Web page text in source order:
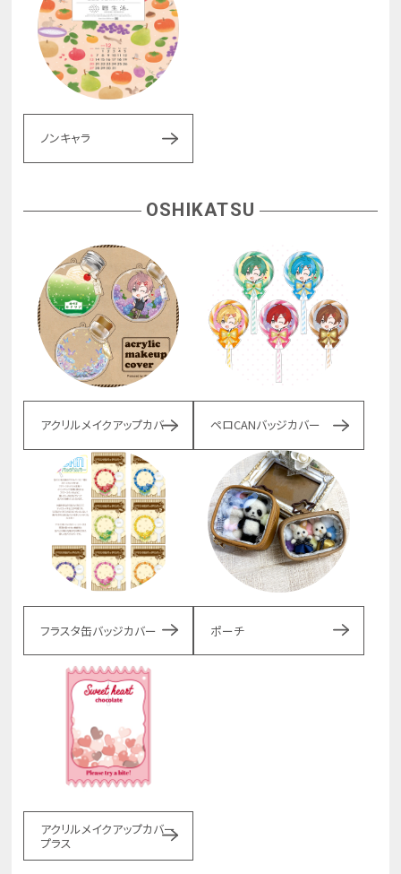
ノンキャラ
OSHIKATSU
アクリルメイクアップカバー ペロCANバッジカバー
フラスタ缶バッジカバー ポーチ
アクリルメイクアップカバー
プラス